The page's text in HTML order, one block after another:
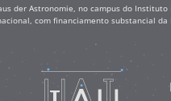
der Astronomie, no campus do
com financiamento substancial da